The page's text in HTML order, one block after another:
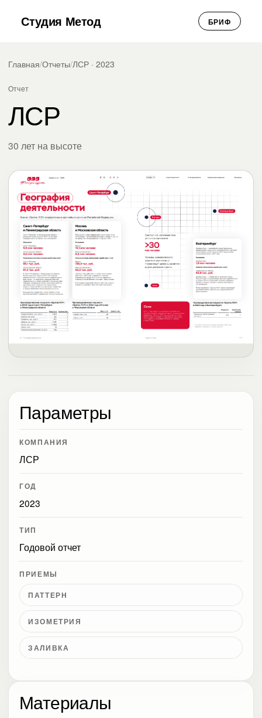
Студия Метод БРИФ
Главная/Отчеты/ЛСР · 2023
Отчет
ЛСР
30 лет на высоте
Параметры
КОМПАНИЯ
ЛСР
ГОД
2023
ТИП
Годовой отчет
ПРИЕМЫ
ПАТТЕРН
ИЗОМЕТРИЯ
ЗАЛИВКА
Материалы